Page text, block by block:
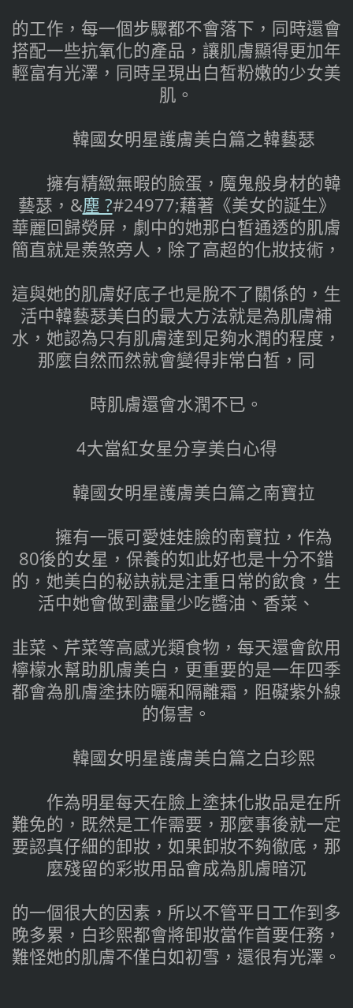
的工作，每一個步驟都不會落下，同時還會
搭配一些抗氧化的產品，讓肌膚顯得更加年
輕富有光澤，同時呈現出白皙粉嫩的少女美
肌。
韓國女明星護膚美白篇之韓藝瑟
擁有精緻無暇的臉蛋，魔鬼般身材的韓
藝瑟，&塵 ?#24977;藉著《美女的誕生》
華麗回歸熒屏，劇中的她那白皙通透的肌膚
簡直就是羨煞旁人，除了高超的化​​妝技術，
這與她的肌膚好底子也是脫不了關係的，生
活中韓藝瑟美白的最大方法就是為肌膚補
水，她認為只有肌膚達到足夠水潤的程度，
那麼自然而然就會變得非常白皙，同
時肌膚還會水潤不已。
4大當紅女星分享美白心得
韓國女明星護膚美白篇之南寶拉
擁有一張可愛娃娃臉的南寶拉，作為
80後的女星，保養的如此好也是十分不錯
的，她美白的秘訣就是注重日常的飲食，生
活中她會做到盡量少吃醬油、香菜、
韭菜、芹菜等高感光類食物，每天還會飲用
檸檬水幫助肌膚美白，更重要​​的是一年四季
都會為肌膚塗抹防曬和隔離霜，阻礙紫外線
的傷害。
韓國女明星護膚美白篇之白珍熙
作為明星每天在臉上塗抹化妝品是在所
難免的，既然是工作需要，那麼事後就一定
要認真仔細的卸妝，如果卸妝不夠徹底，那
麼殘留的彩妝用品會成為肌膚暗沉
的一個很大的因素，所以不管平日工作到多
晚多累，白珍熙都會將卸妝當作首要任務，
難怪她的肌膚不僅白如初雪，還很有光澤。